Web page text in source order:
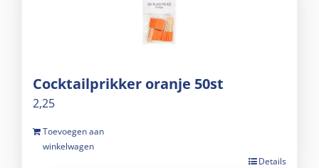
Cocktailprikker oranje 50st
2,25
Toevoegen aan
winkelwagen
Details